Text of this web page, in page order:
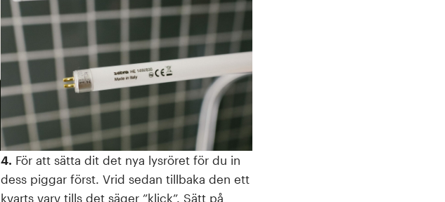
4. För att sätta dit det nya lysröret för du in
dess piggar först. Vrid sedan tillbaka den ett
kvarts varv tills det säger ”klick”. Sätt på